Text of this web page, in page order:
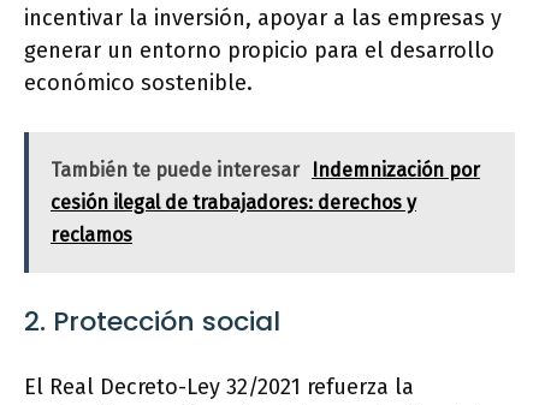
incentivar la inversión, apoyar a las empresas y
generar un entorno propicio para el desarrollo
económico sostenible.
También te puede interesar
Indemnización por
cesión ilegal de trabajadores: derechos y
reclamos
2. Protección social
El Real Decreto-Ley 32/2021 refuerza la